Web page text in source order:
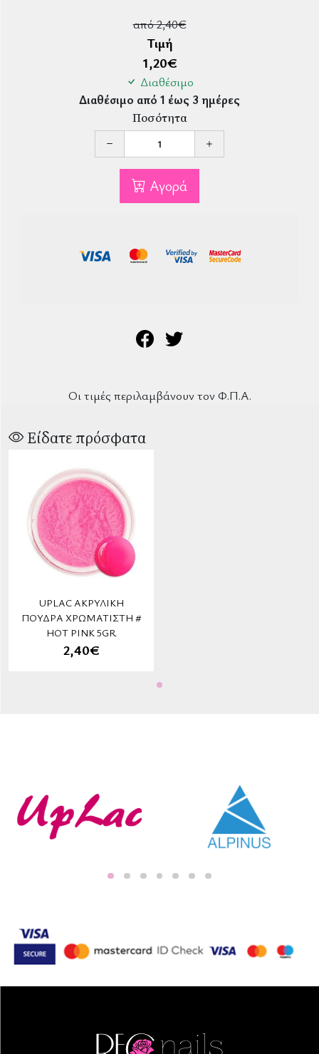
από 2,40€
Τιμή
1,20€
Διαθέσιμο
Διαθέσιμο από 1 έως 3 ημέρες
Ποσότητα
Αγορά
Οι τιμές περιλαμβάνουν τον Φ.Π.Α.
Είδατε πρόσφατα
UPLAC ΑΚΡΥΛΙΚΉ
ΠΟΎΔΡΑ ΧΡΩΜΑΤΙΣΤΉ #
HOT PINK 5GR
2,40€